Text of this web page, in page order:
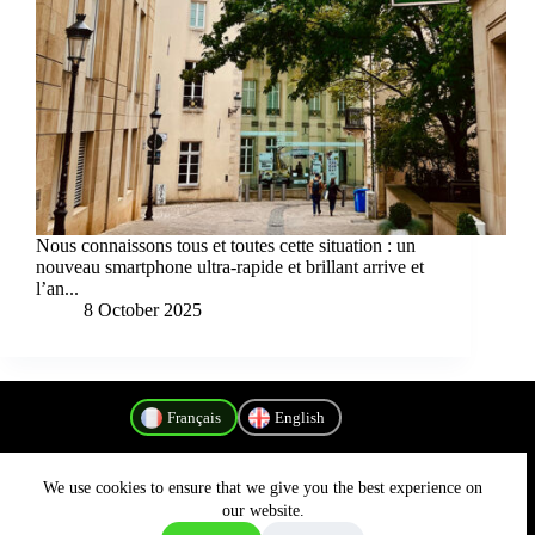
We use cookies to ensure that we give you the best experience on
our website.
Nous connaissons tous et toutes cette situation : un
nouveau smartphone ultra-rapide et brillant arrive et
l’an...
8 October 2025
Français English
Politique de confidentialité